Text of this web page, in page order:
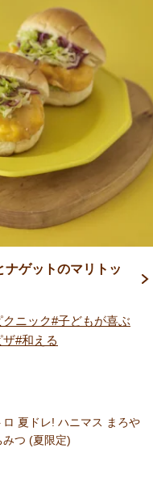
ゲットのマリトッ
クニック 子どもが喜ぶ
ザ 和える
ロ 夏ドレ! ハニマス まろや
みつ (夏限定)